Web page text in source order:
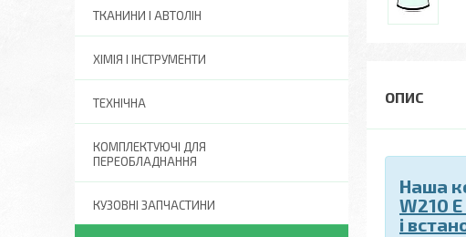
Наша
W210
і
ТКАНИНИ І АВТОЛІН
ХІМІЯ І ІНСТРУМЕНТИ
ТЕХНІЧНА
КОМПЛЕКТУЮЧІ ДЛЯ
ПЕРЕОБЛАДНАННЯ
КУЗОВНІ ЗАПЧАСТИНИ